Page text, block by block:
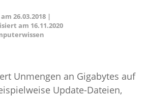
am26.03.2018 |
am 16.11.2020
Unmengen an Gigabytes auf
Update-Dateien,